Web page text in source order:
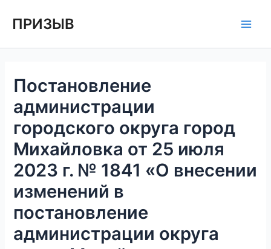
ПРИЗЫВ
Постановление
администрации
городского округа город
Михайловка от 25 июля
2023 г. № 1841 «О внесении
изменений в
постановление
администрации округа
по